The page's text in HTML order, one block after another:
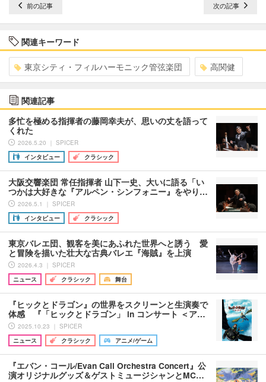
前の記事 次の記事
関連キーワード
東京シティ・フィルハーモニック管弦楽団 高関健
関連記事
多忙を極める指揮者の藤岡幸夫が、思いの丈を語って
くれた
2026.5.20 ｜ SPICER
インタビュー
クラシック
大阪交響楽団 常任指揮者 山下一史、大いに語る「い
つかは大好きな『アルペン・シンフォニー』をやり…
2026.5.1 ｜ SPICER
インタビュー
クラシック
東京バレエ団、観客を美にあふれた世界へと誘う 愛
と冒険を描いた壮大な古典バレエ『海賊』を上演
2026.4.3 ｜ SPICER
ニュース
クラシック 舞台
『ヒックとドラゴン』の世界をスクリーンと生演奏で
体感 『「ヒックとドラゴン」 in コンサート ＜ア…
2025.10.23 ｜ SPICER
ニュース
クラシック アニメ/ゲーム
『エバン・コール/Evan Call Orchestra Concert』公
演オリジナルグッズ＆ゲストミュージシャンとMC…